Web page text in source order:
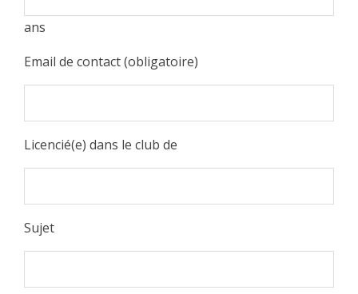
ans
Email de contact (obligatoire)
Licencié(e) dans le club de
Sujet